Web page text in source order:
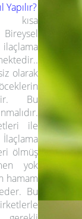
kısa
olarak
Bu
ile
ölmüş
yok
hamam
Bu